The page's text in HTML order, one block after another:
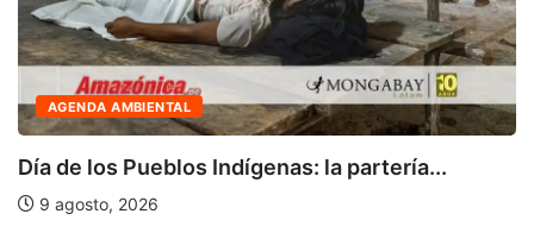
AGENDA AMBIENTAL
Día de los Pueblos Indígenas: la partería...
9 agosto, 2026